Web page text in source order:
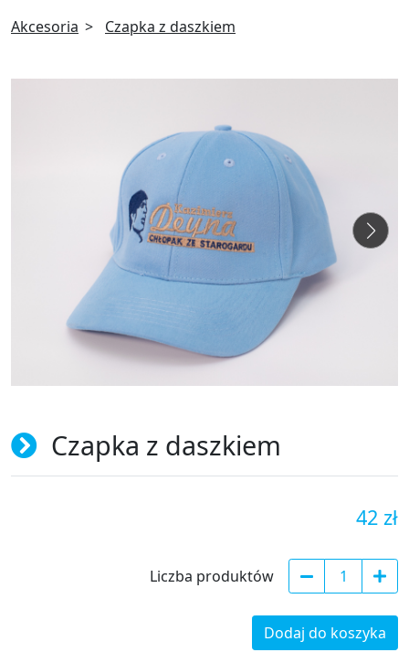
Akcesoria Czapka z daszkiem
Czapka z daszkiem
42 zł
Liczba produktów
Dodaj do koszyka